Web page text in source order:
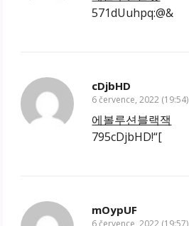
571dUuhpq:@&
cDjbHD
6 července, 2022 (19:54)
에볼루션블랙잭
795cDjbHD!“[
mOypUF